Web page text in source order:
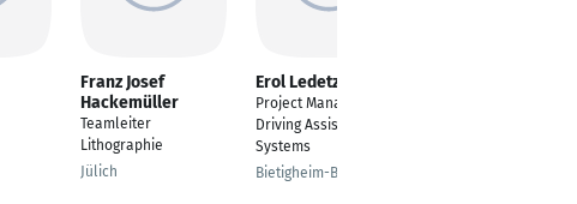
Franz Josef
Hackemüller
Teamleiter
Lithographie
Jülich
Erol Ledetzky
Project Manager
Driving Assistant
Systems
Bietigheim-Bissingen